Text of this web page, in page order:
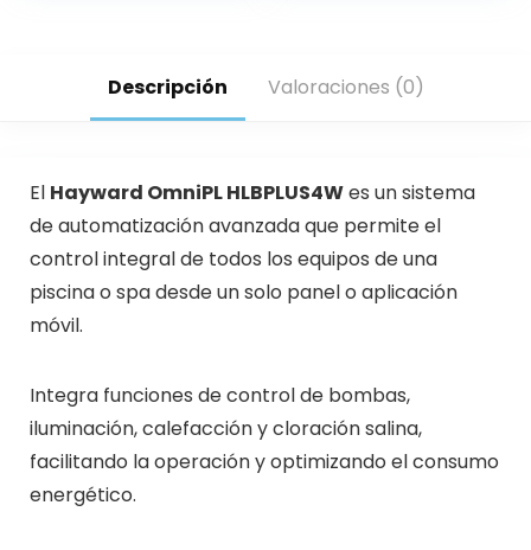
Descripción Valoraciones (0)
El Hayward OmniPL HLBPLUS4Wes un sistema
de automatización avanzada que permite el
control integral de todos los equipos de una
piscina o spa desde un solo panel o aplicación
móvil.
Integra funciones de control de bombas,
iluminación, calefacción y cloración salina,
facilitando la operación y optimizando el consumo
energético.